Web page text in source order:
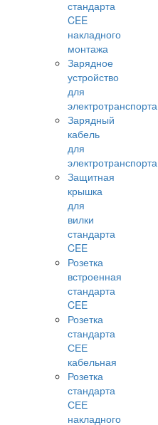
стандарта
CEE
накладного
монтажа
Зарядное
устройство
для
электротранспорта
Зарядный
кабель
для
электротранспорта
Защитная
крышка
для
вилки
стандарта
CEE
Розетка
встроенная
стандарта
CEE
Розетка
стандарта
СЕЕ
кабельная
Розетка
стандарта
СЕЕ
накладного